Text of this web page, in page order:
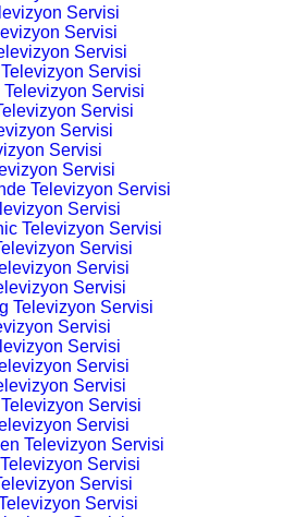
Servisi
Servisi
Servisi
Servisi
Televizyon Servisi
Servisi
Servisi
Servisi
Servisi
Televizyon Servisi
Servisi
Televizyon Servisi
Servisi
Servisi
Servisi
Televizyon Servisi
Servisi
Servisi
Servisi
Servisi
Servisi
Servisi
Televizyon Servisi
Servisi
Servisi
Servisi